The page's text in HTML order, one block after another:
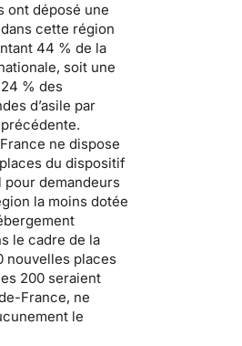
ont déposé une
dans cette région
44 % de la
soit une
% des
d’asile par
précédente.
ne dispose
du dispositif
pour demandeurs
la moins dotée
le cadre de la
nouvelles places
200 seraient
France, ne
le